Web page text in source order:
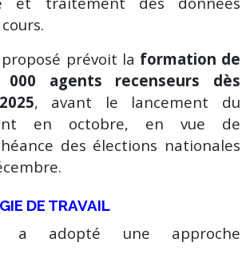
prévoit la formation de
agents recenseurs dès
, avant le lancement du
en octobre, en vue de
des élections nationales
DE TRAVAIL
a adopté une approche